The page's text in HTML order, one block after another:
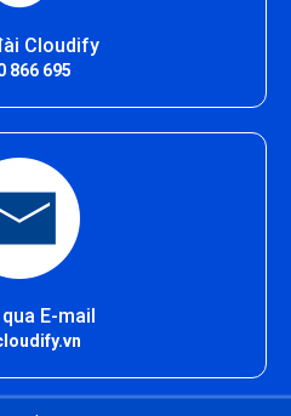
Cloudify
866 695
E-mail